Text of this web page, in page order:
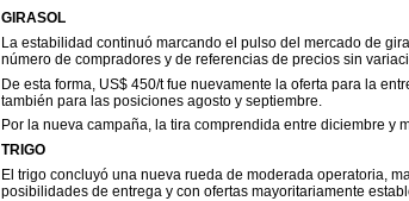
GIRASOL
La estabilidad continuó marcando el pulso del mercado de
número de compradores y de referencias de precios sin
De esta forma, US$ 450/t fue nuevamente la oferta para la
también para las posiciones agosto y septiembre.
Por la nueva campaña, la tira comprendida entre diciembre y
TRIGO
El trigo concluyó una nueva rueda de moderada operatoria,
posibilidades de entrega y con ofertas mayoritariamente